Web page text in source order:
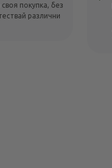
покупка, без
различни